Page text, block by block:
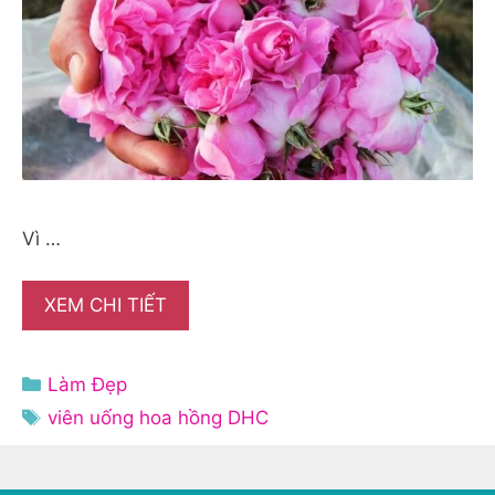
Vì …
XEM CHI TIẾT
Danh
mục
Làm Đẹp
Thẻ
viên uống hoa hồng DHC